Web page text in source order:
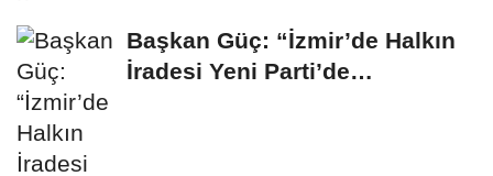
Başkan Güç: “İzmir’de Halkın
İradesi Yeni Parti’de